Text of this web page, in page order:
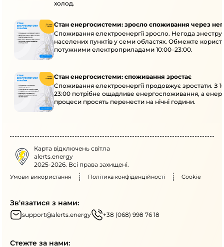
холод.
Стан енергосистеми: зросло споживання через
Споживання електроенергії зросло. Негода
населених пунктів у семи областях. Обмежте
потужними електроприладами 10:00–23:00.
Стан енергосистеми: споживання зростає
Споживання електроенергії продовжує зростати. З
23:00 потрібне ощадливе енергоспоживання, а
процеси просять перенести на нічні години.
Карта відключень світла
alerts.energy
2025-2026. Всі права захищені.
Умови використання Політика конфіденційності Cookie
Зв'язатися з нами:
support@alerts.energy +38 (068) 998 76 18
Стежте за нами: